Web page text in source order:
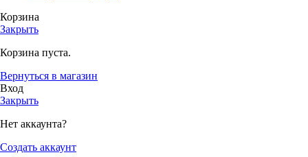
Корзина
Закрыть
Корзина пуста.
Вернуться в магазин
Вход
Закрыть
Нет аккаунта?
Создать аккаунт